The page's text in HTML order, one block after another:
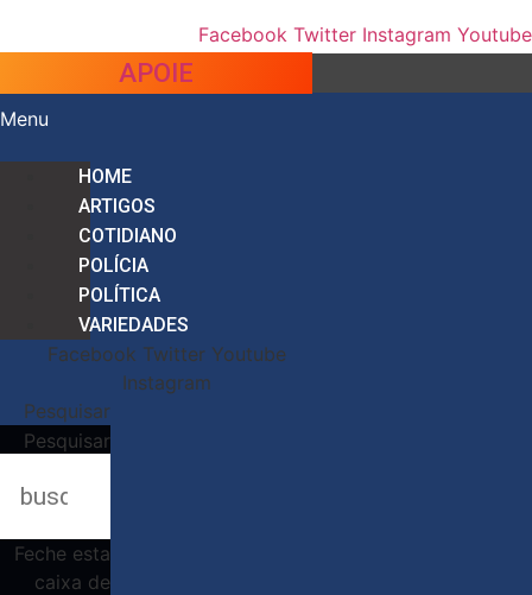
Facebook Twitter Instagram Youtube
APOIE
Menu
HOME
ARTIGOS
COTIDIANO
POLÍCIA
POLÍTICA
VARIEDADES
Facebook Twitter Youtube
Instagram
Pesquisar
Pesquisar
Feche esta
caixa de